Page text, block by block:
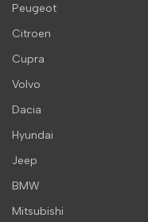
Peugeot
Citroen
Cupra
Volvo
Dacia
Hyundai
Jeep
BMW
Mitsubishi